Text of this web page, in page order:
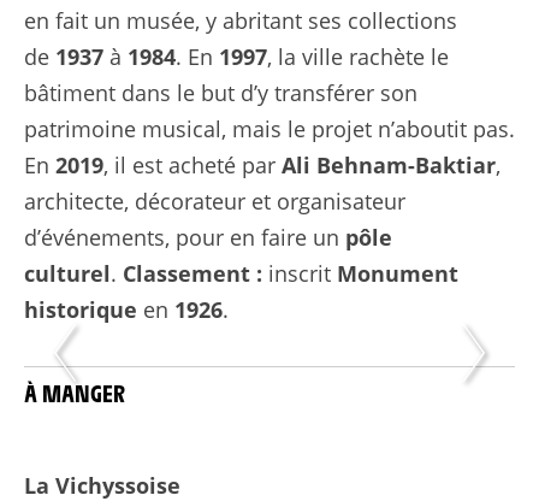
en fait un musée, y abritant ses collections
de 1937 à 1984. En 1997, la ville rachète le
bâtiment dans le but d’y transférer son
patrimoine musical, mais le projet n’aboutit pas.
En 2019, il est acheté par Ali Behnam-Baktiar,
architecte, décorateur et organisateur
d’événements, pour en faire un pôle
culturel. Classement : inscrit Monument
historique en 1926.
À MANGER
La Vichyssoise